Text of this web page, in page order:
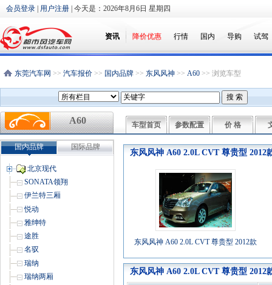
会员登录 用户注册 | 今天是： 2026年8月6日 星期四
资讯 降价优惠 行情 国内 导购 试驾
东莞汽车网 >> 汽车报价 >> 国内品牌 >> 东风风神 >> A60 >> 浏览车型
A60 车型首页 参数配置 价 格
东风风神 A60 2.0L CVT 尊贵型
东风风神 A60 2.0L CVT 尊贵型 2012款
东风风神 A60 2.0L CVT 尊贵型
国内品牌 国际品牌
北京现代
SONATA领翔
伊兰特三厢
悦动
雅绅特
途胜
名驭
瑞纳
瑞纳两厢